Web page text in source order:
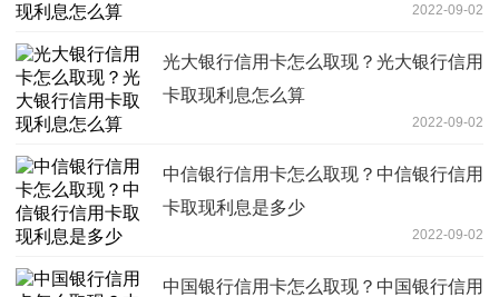
2022-09-02
光大银行信用卡怎么取现？光大银行信用
卡取现利息怎么算
2022-09-02
中信银行信用卡怎么取现？中信银行信用
卡取现利息是多少
2022-09-02
中国银行信用卡怎么取现？中国银行信用